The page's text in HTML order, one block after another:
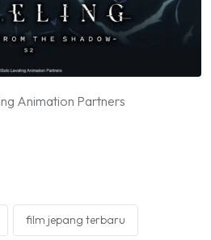
Animation Partners
film jepang terbaru